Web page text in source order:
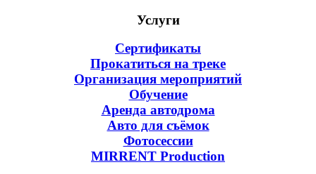
Услуги
Сертификаты
Прокатиться на треке
Организация мероприятий
Обучение
Аренда автодрома
Авто для съёмок
Фотосессии
MIRRENT Production